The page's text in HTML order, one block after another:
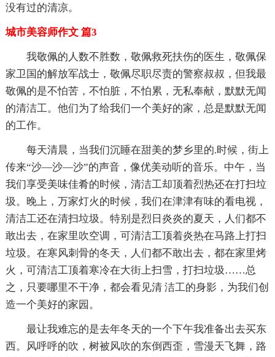
没有过的清凉。
城市美容师作文 篇3
我敬佩的人数不胜数，敬佩救死扶伤的医生，敬佩保
家卫国的解放军战士，敬佩尽职尽责的警察叔叔，但我最
敬佩的是不怕苦，不怕脏，不怕累，无私奉献，默默无闻
的清洁工。他们为了给我们一个美好的家，总是默默无闻
的工作。
每天清晨，当我们沉睡在甜美的梦乡里的.时候，街上
传来“沙—沙—沙”的声音，像优美动听的音乐。中午，当
我们享受美味佳肴的时候，清洁工却顶着烈热还在打扫垃
圾。晚上，万家灯火的时候，我们在津津有味的看电视，
清洁工还在清扫垃圾。特别是烈日炎炎的夏天，人们都不
敢出去，在家里吹空调，可清洁工顶着炎热在马路上打扫
垃圾。在寒风刺骨的冬天，人们都不敢出去，都在家里烤
火，可清洁工顶着寒冷在大街上扫雪，打扫垃圾……总
之，只要哪里不干净，都会看见清 洁工的身影，为我们创
造一个美好的家园。
最让我难忘的是去年冬天的一个下午我准备出去买东
西。风呼呼的吹，树被风吹的东倒西歪，雪漫天飞舞，路